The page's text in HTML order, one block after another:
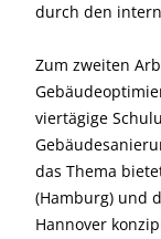
durch den
Zum zweiten
viertägige
das Thema
(Hamburg) und
Hannover